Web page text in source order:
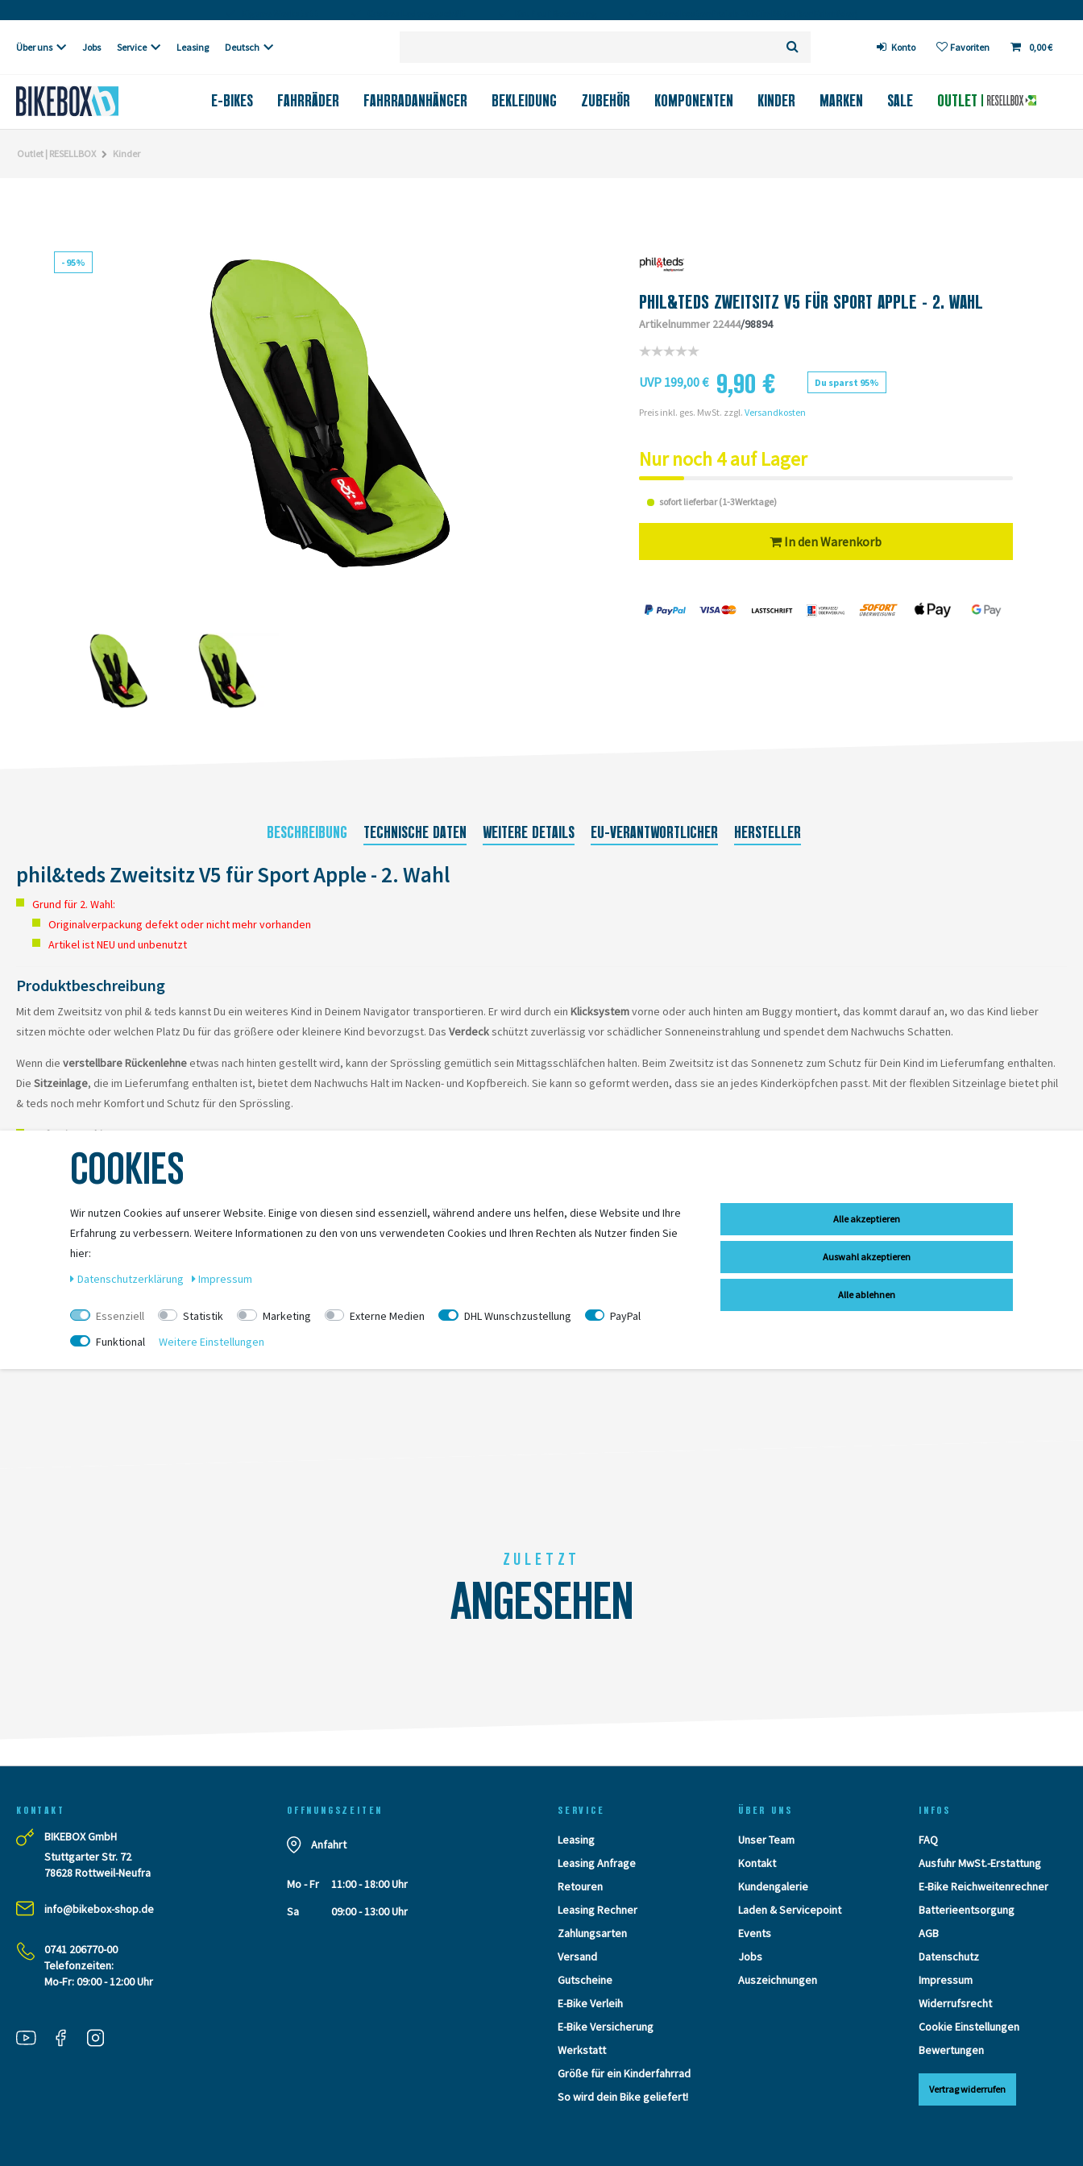
Über uns Jobs Service Leasing Deutsch Konto Favoriten 0,00 €
E-BIKES FAHRRÄDER BEKLEIDUNG ZUBEHÖR KOMPONENTEN KINDER
FAHRRADANHÄNGER MARKEN SALE OUTLET
Outlet | RESELLBOX Kinder
- 95%
PHIL&TEDS ZWEITSITZ V5 FÜR SPORT APPLE - 2. WAHL
Artikelnummer 22444/98894
UVP 199,00 € 9,90 € Du sparst 95%
Preis inkl. ges. MwSt. zzgl. Versandkosten
Nur noch 4 auf Lager
sofort lieferbar (1-3Werktage)
In den Warenkorb
BESCHREIBUNG TECHNISCHE DATEN WEITERE DETAILS EU-VERANTWORTLICHER HERSTELLER
phil&teds Zweitsitz V5 für Sport Apple - 2. Wahl
Grund für 2. Wahl:
Originalverpackung defekt oder nicht mehr vorhanden
Artikel ist NEU und unbenutzt
Produktbeschreibung
Mit dem Zweitsitz von phil & teds kannst Du ein weiteres Kind in Deinem Navigator transportieren. Er wird durch ein Klicksystemvorne oder auch hinten am Buggy montiert, das kommt darauf an, wo das Kind lieber
sitzen möchte oder welchen Platz Du für das größere oder kleinere Kind bevorzugst. Das Verdeckschützt zuverlässig vor schädlicher Sonneneinstrahlung und spendet dem Nachwuchs Schatten.
Wenn die verstellbare Rückenlehneetwas nach hinten gestellt wird, kann der Sprössling gemütlich sein Mittagsschläfchen halten. Beim Zweitsitz ist das Sonnenetz zum Schutz für Dein Kind im Lieferumfang enthalten.
Die Sitzeinlage, die im Lieferumfang enthalten ist, bietet dem Nachwuchs Halt im Nacken- und Kopfbereich. Sie kann so geformt werden, dass sie an jedes Kinderköpfchen passt. Mit der flexiblen Sitzeinlage bietet phil
& teds noch mehr Komfort und Schutz für den Sprössling.
Befestigung hinten
Bei der Befestigung hinten hat vorne noch ein sitzendes Kind oder eine Babyschale platz.
Befestigung vorne
Produkteigenschaften
Sicherer 5-Punkt-Gurt
Farbe: schwarz
​passt auch auf das V1 Modell
ZULETZT
ANGESEHEN
KONTAKT
BIKEBOX GmbH
Stuttgarter Str. 72
78628 Rottweil-Neufra
info@bikebox-shop.de
0741 206770-00
Telefonzeiten:
Mo-Fr: 09:00 - 12:00 Uhr
OFFNUNGSZEITEN
Anfahrt
Mo - Fr
11:00 - 18:00 Uhr
Sa
09:00 - 13:00 Uhr
SERVICE
Leasing
Leasing Anfrage
Retouren
Leasing Rechner
Zahlungsarten
Versand
Gutscheine
E-Bike Verleih
E-Bike Versicherung
Werkstatt
Größe für ein Kinderfahrrad
So wird dein Bike geliefert!
ÜBER UNS
Unser Team
Kontakt
Kundengalerie
Laden & Servicepoint
Events
Jobs
Auszeichnungen
INFOS
FAQ
Ausfuhr MwSt.-Erstattung
E-Bike Reichweitenrechner
Batterieentsorgung
AGB
Datenschutz
Impressum
Widerrufsrecht
Cookie Einstellungen
Bewertungen
Vertrag widerrufen
COOKIES
Wir nutzen Cookies auf unserer Website. Einige von diesen sind essenziell, während andere uns helfen, diese Website und Ihre
Erfahrung zu verbessern. Weitere Informationen zu den von uns verwendeten Cookies und Ihren Rechten als Nutzer finden Sie
hier:
Daten­schutz­erklärung
Impressum
Essenziell Statistik Marketing Externe Medien DHL Wunschzustellung
PayPal
Funktional
Weitere Einstellungen
Alle akzeptieren
Auswahl akzeptieren
Alle ablehnen